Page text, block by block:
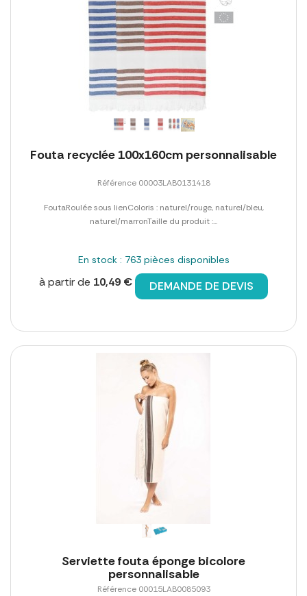
Fouta recyclée 100x160cm personnalisable
Référence 00003LAB0131418
FoutaRoulée sous lienColoris : naturel/rouge, naturel/bleu,
naturel/marronTaille du produit :...
En stock : 763 pièces disponibles
à partir de 10,49 € DEMANDE DE DEVIS
Serviette fouta éponge bicolore
personnalisable
Référence 00015LAB0085093